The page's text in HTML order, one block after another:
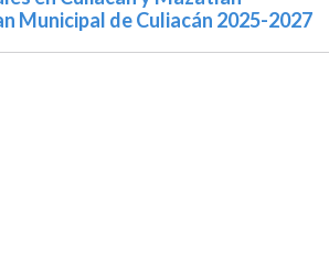
Municipal de Culiacán 2025-2027